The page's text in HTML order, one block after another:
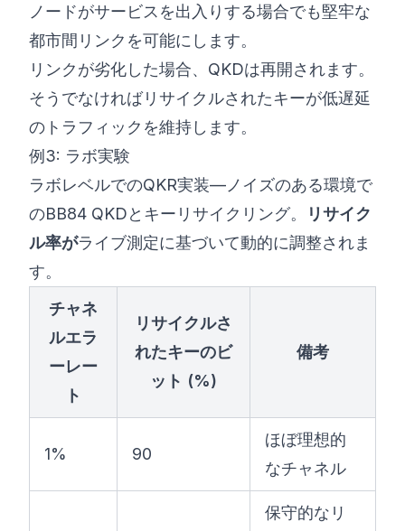
ノードがサービスを出入りする場合でも堅牢な
都市間リンクを可能にします。
リンクが劣化した場合、QKDは再開されます。
そうでなければリサイクルされたキーが低遅延
のトラフィックを維持します。
例3: ラボ実験
ラボレベルでのQKR実装—ノイズのある環境で
のBB84 QKDとキーリサイクリング。
リサイク
ル率がライブ測定に基づいて動的に調整されま
す。
チャネ
ルエラ
ーレー
ト
リサイクルさ
れたキーのビ
ット (%)
備考
1% 90
ほぼ理想的
なチャネル
保守的なリ